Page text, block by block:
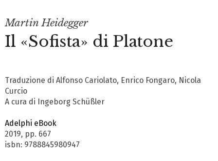
Martin Heidegger
Il «Sofista» di Platone
Traduzione di Alfonso Cariolato, Enrico Fongaro, Nicola
Curcio
A cura di Ingeborg Schüßler
Adelphi eBook
2019, pp. 667
isbn: 9788845980947